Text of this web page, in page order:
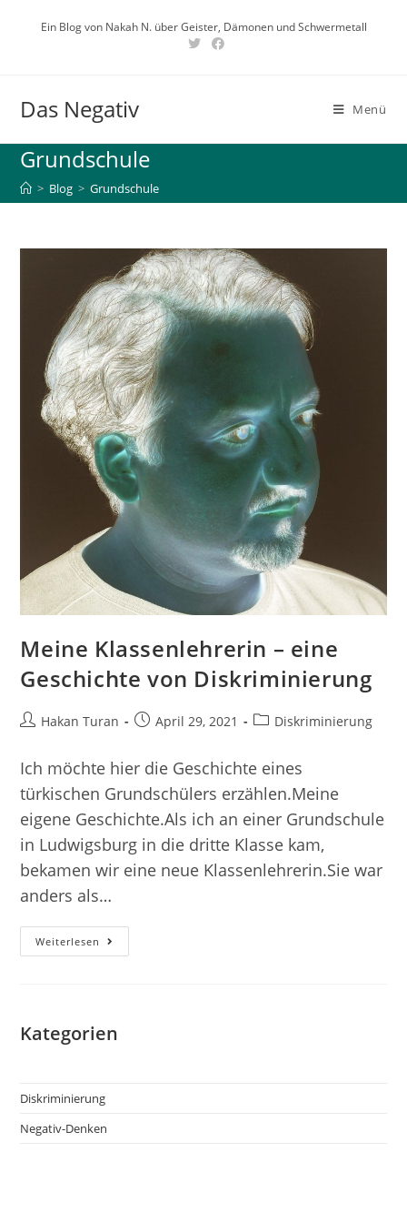
Ein Blog von Nakah N. über Geister, Dämonen und Schwermetall
Das Negativ Menü
Grundschule
> Blog > Grundschule
Meine Klassenlehrerin – eine
Geschichte von Diskriminierung
Beitrags-
Hakan Turan
BeitragApril 29, 2021
Beitrags-
Diskriminierung
Ich möchte hier die Geschichte eines
türkischen Grundschülers erzählen.Meine
eigene Geschichte.Als ich an einer Grundschule
in Ludwigsburg in die dritte Klasse kam,
bekamen wir eine neue Klassenlehrerin.Sie war
anders als…
Weiterlesen Meine
Klassenlehrerin
Kategorien
Diskriminierung
Negativ-Denken